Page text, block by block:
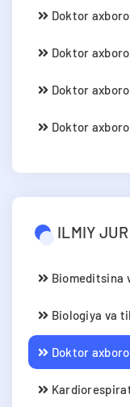
Doktor
Doktor
Doktor
Doktor
ILMIY
Biomeditsina
Biologiya va
Doktor